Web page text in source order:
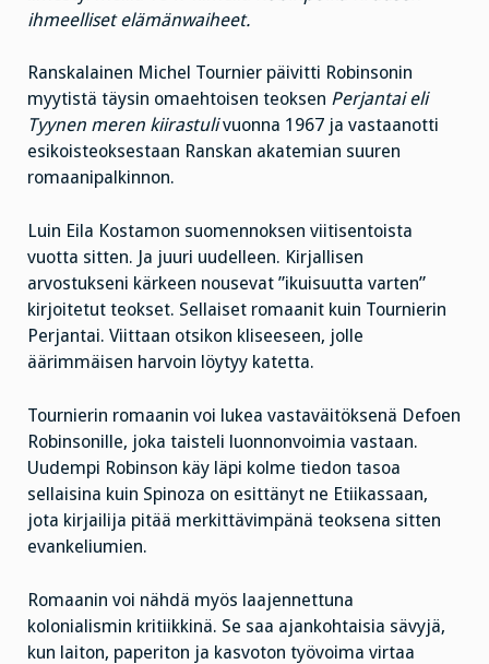
ihmeelliset elämänwaiheet.
Ranskalainen Michel Tournier päivitti Robinsonin
myytistä täysin omaehtoisen teoksen Perjantai eli
Tyynen meren kiirastulivuonna 1967 ja vastaanotti
esikoisteoksestaan Ranskan akatemian suuren
romaanipalkinnon.
Luin Eila Kostamon suomennoksen viitisentoista
vuotta sitten. Ja juuri uudelleen. Kirjallisen
arvostukseni kärkeen nousevat ”ikuisuutta varten”
kirjoitetut teokset. Sellaiset romaanit kuin Tournierin
Perjantai. Viittaan otsikon kliseeseen, jolle
äärimmäisen harvoin löytyy katetta.
Tournierin romaanin voi lukea vastaväitöksenä Defoen
Robinsonille, joka taisteli luonnonvoimia vastaan.
Uudempi Robinson käy läpi kolme tiedon tasoa
sellaisina kuin Spinoza on esittänyt ne Etiikassaan,
jota kirjailija pitää merkittävimpänä teoksena sitten
evankeliumien.
Romaanin voi nähdä myös laajennettuna
kolonialismin kritiikkinä. Se saa ajankohtaisia sävyjä,
kun laiton, paperiton ja kasvoton työvoima virtaa